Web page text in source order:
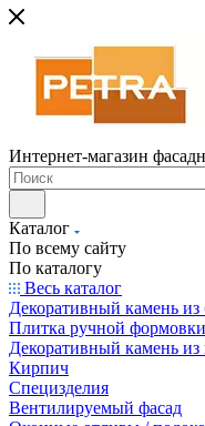
Интернет-магазин
Каталог
По всему сайту
По каталогу
Весь каталог
Декоративный камень из
Плитка ручной формовки
Декоративный камень из
Кирпич
Специзделия
Вентилируемый фасад